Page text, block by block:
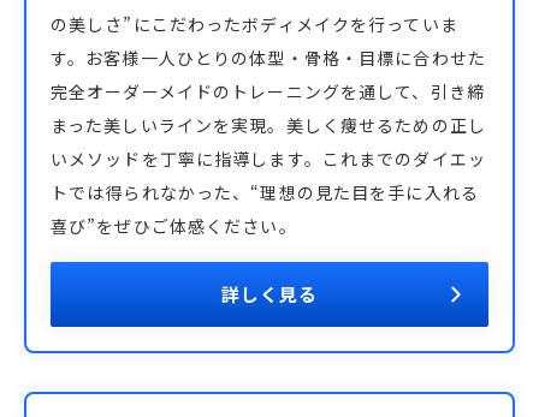
の美しさ”にこだわったボディメイクを行っていま
す。お客様一人ひとりの体型・骨格・目標に合わせた
完全オーダーメイドのトレーニングを通して、引き締
まった美しいラインを実現。美しく痩せるための正し
いメソッドを丁寧に指導します。これまでのダイエッ
トでは得られなかった、“理想の見た目を手に入れる
喜び”をぜひご体感ください。
詳しく見る